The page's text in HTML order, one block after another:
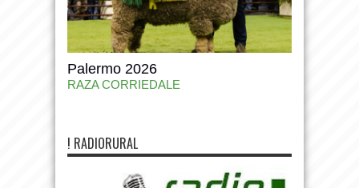
Palermo 2026
RAZA CORRIEDALE
! RADIORURAL